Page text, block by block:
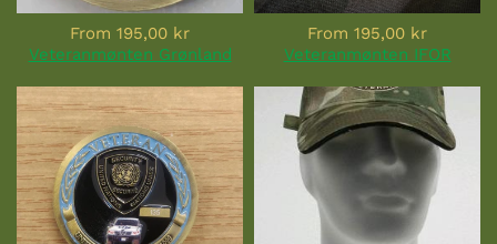
From 195,00 kr
Veteranmønten Grønland
From 195,00 kr
Veteranmønten IFOR